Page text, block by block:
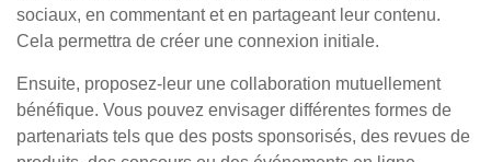
sociaux, en commentant et en partageant leur contenu.
Cela permettra de créer une connexion initiale.
Ensuite, proposez-leur une collaboration mutuellement
bénéfique. Vous pouvez envisager différentes formes de
partenariats tels que des posts sponsorisés, des revues de